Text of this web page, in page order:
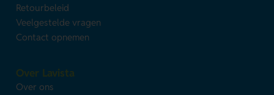
Retourbeleid
Veelgestelde vragen
Contact opnemen
Over Lavista
Over ons